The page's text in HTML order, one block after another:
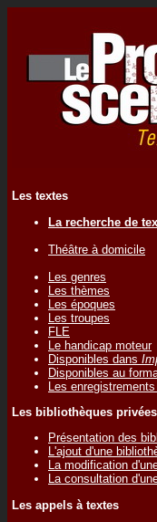
Les textes
La recherche de
Théâtre à domicile
Les genres
Les thèmes
Les époques
Les troupes
FLE
Le handicap moteur
Disponibles dans
Disponibles au
Les
Les bibliothèques privées
Présentation des
L'ajout d'une
La modification
La consultation
Les appels à textes